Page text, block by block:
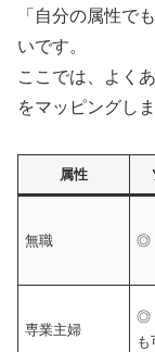
「自分の属性で
いです。
ここでは、よく
をマッピングしま
属性
無職 ◎
専業主婦
◎
も